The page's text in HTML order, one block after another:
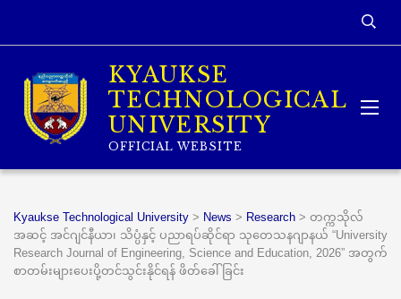
KYAUKSE
TECHNOLOGICAL
UNIVERSITY
OFFICIAL WEBSITE
Kyaukse Technological University > News > Research > တက္ကသိုလ်
အဆင့် အင်ဂျင်နီယာ၊ သိပ္ပံနှင့် ပညာရပ်ဆိုင်ရာ သုတေသနဂျာနယ် “University
Research Journal of Engineering, Science and Education, 2026” အတွက်
စာတမ်းများပေးပို့တင်သွင်းနိုင်ရန် ဖိတ်ခေါ်ခြင်း